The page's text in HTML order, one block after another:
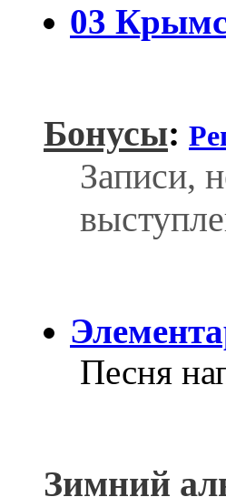
03
Бонусы:
Записи,
Песня
Зимний